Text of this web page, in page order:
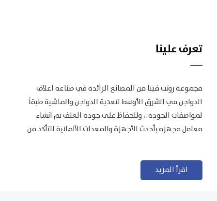
تعرف علينا
مجموعة رونت فيتا من المصانع الرائدة في صناعه اعلاف
الدواجن في الشرق الأوسط لتغذية الدواجن والماشية طبقاً
لمواصفات الجودة .، وللحفاظ على جودة العلف تم انشاء
معامل مجهزه بأحدث الأجهزة والمعدات الآلمانية للتأكد من
اقرأ المزيد